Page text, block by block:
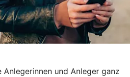
und Anleger ganz